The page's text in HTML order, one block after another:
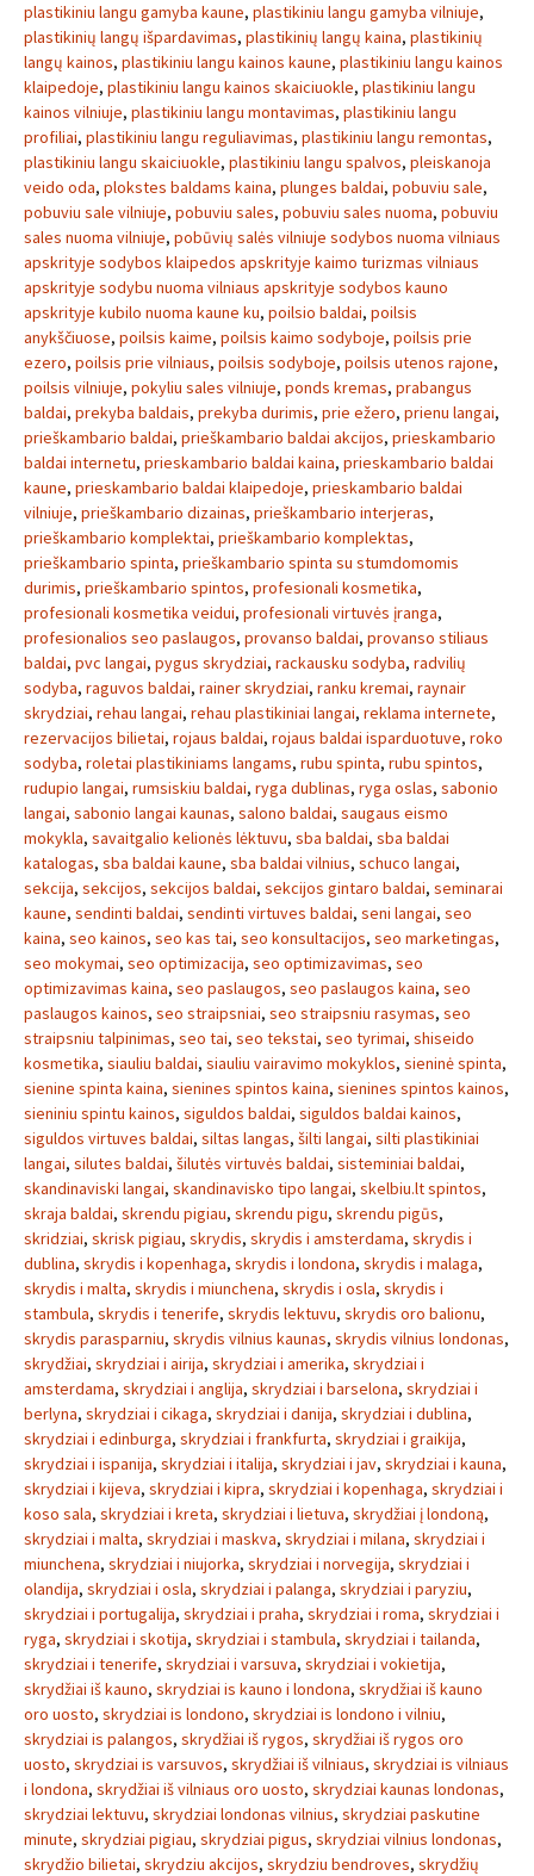
plastikiniu langu gamyba kaune, plastikiniu langu gamyba vilniuje,
plastikinių langų išpardavimas, plastikinių langų kaina, plastikinių
langų kainos, plastikiniu langu kainos kaune, plastikiniu langu kainos
klaipedoje, plastikiniu langu kainos skaiciuokle, plastikiniu langu
kainos vilniuje, plastikiniu langu montavimas, plastikiniu langu
profiliai, plastikiniu langu reguliavimas, plastikiniu langu remontas,
plastikiniu langu skaiciuokle, plastikiniu langu spalvos, pleiskanoja
veido oda, plokstes baldams kaina, plunges baldai, pobuviu sale,
pobuviu sale vilniuje, pobuviu sales, pobuviu sales nuoma, pobuviu
sales nuoma vilniuje, pobūvių salės vilniuje sodybos nuoma vilniaus
apskrityje sodybos klaipedos apskrityje kaimo turizmas vilniaus
apskrityje sodybu nuoma vilniaus apskrityje sodybos kauno
apskrityje kubilo nuoma kaune ku, poilsio baldai, poilsis
anykščiuose, poilsis kaime, poilsis kaimo sodyboje, poilsis prie
ezero, poilsis prie vilniaus, poilsis sodyboje, poilsis utenos rajone,
poilsis vilniuje, pokyliu sales vilniuje, ponds kremas, prabangus
baldai, prekyba baldais, prekyba durimis, prie ežero, prienu langai,
prieškambario baldai, prieškambario baldai akcijos, prieskambario
baldai internetu, prieskambario baldai kaina, prieskambario baldai
kaune, prieskambario baldai klaipedoje, prieskambario baldai
vilniuje, prieškambario dizainas, prieškambario interjeras,
prieškambario komplektai, prieškambario komplektas,
prieškambario spinta, prieškambario spinta su stumdomomis
durimis, prieškambario spintos, profesionali kosmetika,
profesionali kosmetika veidui, profesionali virtuvės įranga,
profesionalios seo paslaugos, provanso baldai, provanso stiliaus
baldai, pvc langai, pygus skrydziai, rackausku sodyba, radvilių
sodyba, raguvos baldai, rainer skrydziai, ranku kremai, raynair
skrydziai, rehau langai, rehau plastikiniai langai, reklama internete,
rezervacijos bilietai, rojaus baldai, rojaus baldai isparduotuve, roko
sodyba, roletai plastikiniams langams, rubu spinta, rubu spintos,
rudupio langai, rumsiskiu baldai, ryga dublinas, ryga oslas, sabonio
langai, sabonio langai kaunas, salono baldai, saugaus eismo
mokykla, savaitgalio kelionės lėktuvu, sba baldai, sba baldai
katalogas, sba baldai kaune, sba baldai vilnius, schuco langai,
sekcija, sekcijos, sekcijos baldai, sekcijos gintaro baldai, seminarai
kaune, sendinti baldai, sendinti virtuves baldai, seni langai, seo
kaina, seo kainos, seo kas tai, seo konsultacijos, seo marketingas,
seo mokymai, seo optimizacija, seo optimizavimas, seo
optimizavimas kaina, seo paslaugos, seo paslaugos kaina, seo
paslaugos kainos, seo straipsniai, seo straipsniu rasymas, seo
straipsniu talpinimas, seo tai, seo tekstai, seo tyrimai, shiseido
kosmetika, siauliu baldai, siauliu vairavimo mokyklos, sieninė spinta,
sienine spinta kaina, sienines spintos kaina, sienines spintos kainos,
sieniniu spintu kainos, siguldos baldai, siguldos baldai kainos,
siguldos virtuves baldai, siltas langas, šilti langai, silti plastikiniai
langai, silutes baldai, šilutės virtuvės baldai, sisteminiai baldai,
skandinaviski langai, skandinavisko tipo langai, skelbiu.lt spintos,
skraja baldai, skrendu pigiau, skrendu pigu, skrendu pigūs,
skridziai, skrisk pigiau, skrydis, skrydis i amsterdama, skrydis i
dublina, skrydis i kopenhaga, skrydis i londona, skrydis i malaga,
skrydis i malta, skrydis i miunchena, skrydis i osla, skrydis i
stambula, skrydis i tenerife, skrydis lektuvu, skrydis oro balionu,
skrydis parasparniu, skrydis vilnius kaunas, skrydis vilnius londonas,
skrydžiai, skrydziai i airija, skrydziai i amerika, skrydziai i
amsterdama, skrydziai i anglija, skrydziai i barselona, skrydziai i
berlyna, skrydziai i cikaga, skrydziai i danija, skrydziai i dublina,
skrydziai i edinburga, skrydziai i frankfurta, skrydziai i graikija,
skrydziai i ispanija, skrydziai i italija, skrydziai i jav, skrydziai i kauna,
skrydziai i kijeva, skrydziai i kipra, skrydziai i kopenhaga, skrydziai i
koso sala, skrydziai i kreta, skrydziai i lietuva, skrydžiai į londoną,
skrydziai i malta, skrydziai i maskva, skrydziai i milana, skrydziai i
miunchena, skrydziai i niujorka, skrydziai i norvegija, skrydziai i
olandija, skrydziai i osla, skrydziai i palanga, skrydziai i paryziu,
skrydziai i portugalija, skrydziai i praha, skrydziai i roma, skrydziai i
ryga, skrydziai i skotija, skrydziai i stambula, skrydziai i tailanda,
skrydziai i tenerife, skrydziai i varsuva, skrydziai i vokietija,
skrydžiai iš kauno, skrydziai is kauno i londona, skrydžiai iš kauno
oro uosto, skrydziai is londono, skrydziai is londono i vilniu,
skrydziai is palangos, skrydžiai iš rygos, skrydžiai iš rygos oro
uosto, skrydziai is varsuvos, skrydžiai iš vilniaus, skrydziai is vilniaus
i londona, skrydžiai iš vilniaus oro uosto, skrydziai kaunas londonas,
skrydziai lektuvu, skrydziai londonas vilnius, skrydziai paskutine
minute, skrydziai pigiau, skrydziai pigus, skrydziai vilnius londonas,
skrydžio bilietai, skrydziu akcijos, skrydziu bendroves, skrydžių